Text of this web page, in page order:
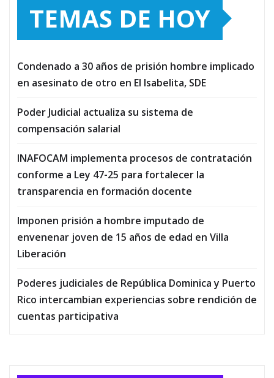
TEMAS DE HOY
Condenado a 30 años de prisión hombre implicado
en asesinato de otro en El Isabelita, SDE
Poder Judicial actualiza su sistema de
compensación salarial
INAFOCAM implementa procesos de contratación
conforme a Ley 47-25 para fortalecer la
transparencia en formación docente
Imponen prisión a hombre imputado de
envenenar joven de 15 años de edad en Villa
Liberación
Poderes judiciales de República Dominica y Puerto
Rico intercambian experiencias sobre rendición de
cuentas participativa